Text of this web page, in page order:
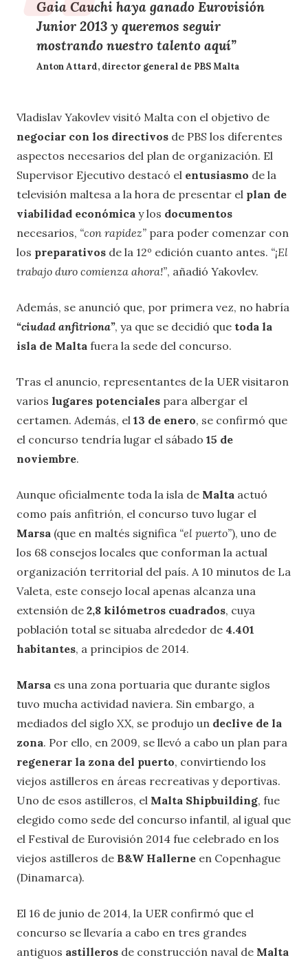
Gaia Cauchi haya ganado Eurovisión
Junior 2013 y queremos seguir
mostrando nuestro talentoaquí”
Anton Attard, director general de PBS Malta
Vladislav Yakovlev visitó Malta con el objetivo de
negociar con los directivos de PBS los diferentes
aspectos necesarios del plan de organización. El
Supervisor Ejecutivo destacó el entusiasmo de la
televisión maltesa a la hora de presentar el plan de
viabilidad económica y los documentos
necesarios, “con rapidez” para poder comenzar con
los preparativos de la 12º edición cuanto antes. “¡El
trabajo duro comienza ahora!”, añadió Yakovlev.
Además, se anunció que, por primera vez, no habría
“ciudad anfitriona”, ya que se decidió que toda la
isla de Malta fuera la sede del concurso.
Tras el anuncio, representantes de la UER visitaron
varios lugares potenciales para albergar el
certamen. Además, el 13 de enero, se confirmó que
el concurso tendría lugar el sábado 15 de
noviembre.
Aunque oficialmente toda la isla de Malta actuó
como país anfitrión, el concurso tuvo lugar el
Marsa (que en maltés significa “el puerto”), uno de
los 68 consejos locales que conforman la actual
organización territorial del país. A 10 minutos de La
Valeta, este consejo local apenas alcanza una
extensión de 2,8 kilómetros cuadrados, cuya
población total se situaba alrededor de 4.401
habitantes, a principios de 2014.
Marsa es una zona portuaria que durante siglos
tuvo mucha actividad naviera. Sin embargo, a
mediados del siglo XX, se produjo un declive de la
zona. Por ello, en 2009, se llevó a cabo un plan para
regenerar la zona del puerto, convirtiendo los
viejos astilleros en áreas recreativas y deportivas.
Uno de esos astilleros, el Malta Shipbuilding, fue
elegido como sede del concurso infantil, al igual que
el Festival de Eurovisión 2014 fue celebrado en los
viejos astilleros de B&W Hallerne en Copenhague
(Dinamarca).
El 16 de junio de 2014, la UER confirmó que el
concurso se llevaría a cabo en tres grandes
antiguos astilleros de construcción naval de Malta